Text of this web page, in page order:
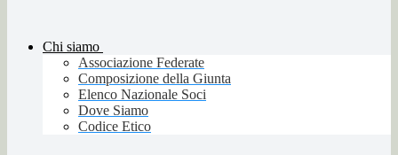
Chi siamo
Associazione Federate
Composizione della Giunta
Elenco Nazionale Soci
Dove Siamo
Codice Etico